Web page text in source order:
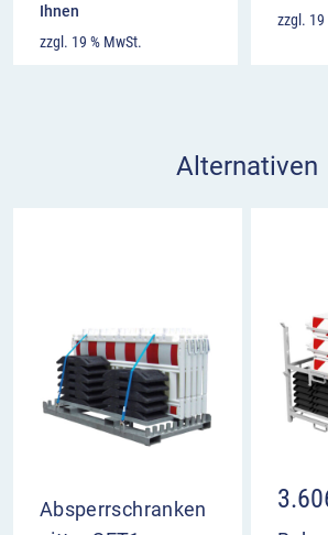
Ihnen
zzgl. 19 % MwSt.
zzgl. 19
Alternativen
Absperrschranken